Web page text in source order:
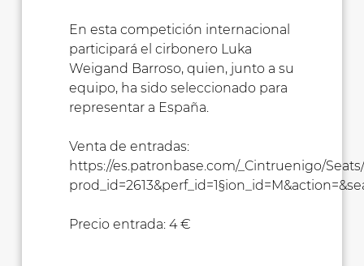
En esta competición internacional
participará el cirbonero Luka
Weigand Barroso, quien, junto a su
equipo, ha sido seleccionado para
representar a España.
Venta de entradas:
https://es.patronbase.com/_Cintruenigo/
Precio entrada: 4 €